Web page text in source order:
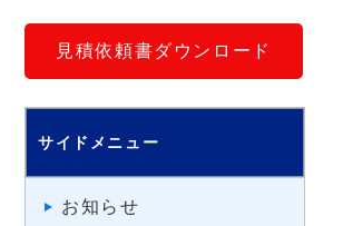
見積依頼書ダウンロード
サイドメニュー
お知らせ